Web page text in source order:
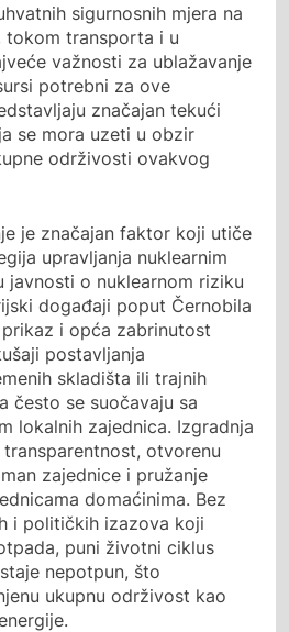
sigurnosnih mjera na
tokom transporta i u
važnosti za ublažavanje
potrebni za ove
značajan tekući
se mora uzeti u obzir
održivosti ovakvog
je značajan faktor koji utiče
upravljanja nuklearnim
javnosti o nuklearnom riziku
događaji poput Černobila
i opća zabrinutost
postavljanja
skladišta ili trajnih
često se suočavaju sa
lokalnih zajednica. Izgradnja
otvorenu
zajednice i pružanje
domaćinima. Bez
i političkih izazova koji
puni životni ciklus
nepotpun, što
ukupnu održivost kao